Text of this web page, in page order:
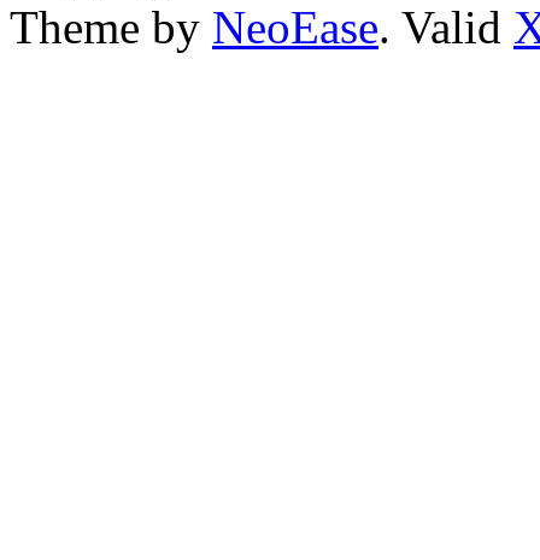
Theme by NeoEase. Valid